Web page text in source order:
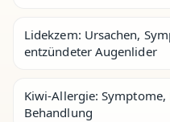
Lidekzem: Ursachen,
entzündeter Augenlider
Kiwi-Allergie:
Behandlung